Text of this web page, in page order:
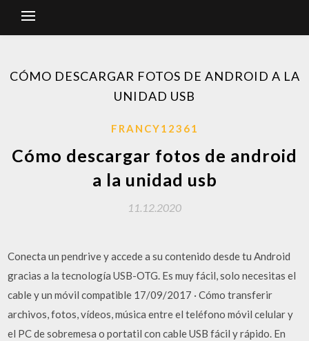
CÓMO DESCARGAR FOTOS DE ANDROID A LA
UNIDAD USB
FRANCY12361
Cómo descargar fotos de android
a la unidad usb
11.12.2020
Conecta un pendrive y accede a su contenido desde tu Android
gracias a la tecnología USB-OTG. Es muy fácil, solo necesitas el
cable y un móvil compatible 17/09/2017 · Cómo transferir
archivos, fotos, vídeos, música entre el teléfono móvil celular y
el PC de sobremesa o portatil con cable USB fácil y rápido. En